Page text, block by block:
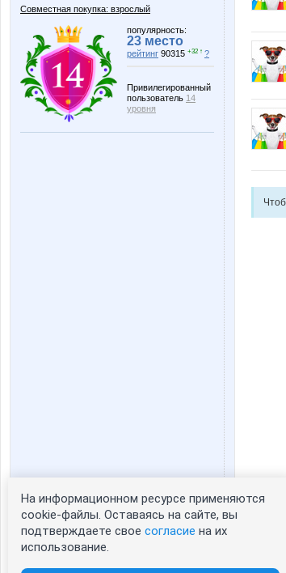
Совместная покупка: взрослый
популярность:
23 место
рейтинг 90315 +32 ↑ ?
Привилегированный
пользователь 14
уровня
Статистика портрета:
сейчас просматривают портрет - 0
зарегистрированные пользователи
На информационном ресурсе применяются
cookie-файлы. Оставаясь на сайте, вы
подтверждаете свое согласие на их
использование.